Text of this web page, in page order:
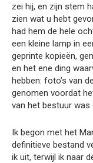
zei hij, en zijn stem
zien wat u hebt
had hem de hele
een kleine lamp in
geprinte kopieën,
en het ene ding
hebben: foto’s van
genomen voordat
van het bestuur was
Ik begon met het
definitieve bestand
ik uit, terwijl ik naar